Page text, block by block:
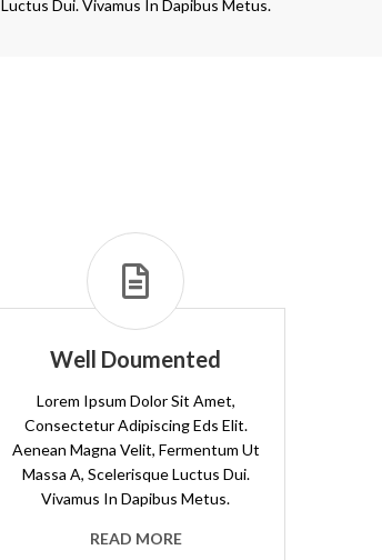
Luctus Dui. Vivamus In Dapibus Metus.
Well Doumented
Lorem Ipsum Dolor Sit Amet,
Consectetur Adipiscing Eds Elit.
Aenean Magna Velit, Fermentum Ut
Massa A, Scelerisque Luctus Dui.
Vivamus In Dapibus Metus.
READ MORE